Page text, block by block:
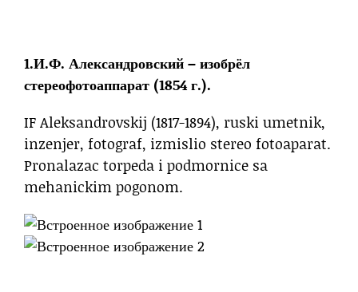
1.И.Ф. Александровский – изобрёл
стереофотоаппарат (1854 г.).
IF Aleksandrovskij (1817-1894), ruski umetnik,
inzenjer, fotograf, izmislio stereo fotoaparat.
Pronalazac torpeda i podmornice sa
mehanickim pogonom.